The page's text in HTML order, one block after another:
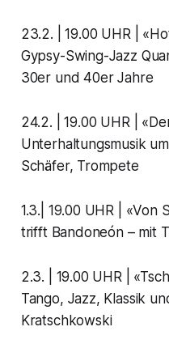
23.2. | 19.00 UHR |
Gypsy-Swing-Jazz
30er und 40er Jahre
24.2. | 19.00 UHR |
Unterhaltungsmusik
Schäfer, Trompete
1.3.| 19.00 UHR | «Von
trifft Bandoneón – mit
2.3. | 19.00 UHR |
Tango, Jazz, Klassik
Kratschkowski